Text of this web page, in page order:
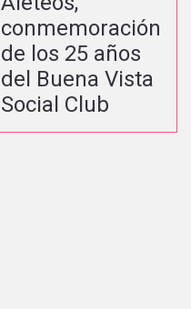
conmemoración
de los 25 años
del Buena Vista
Social Club